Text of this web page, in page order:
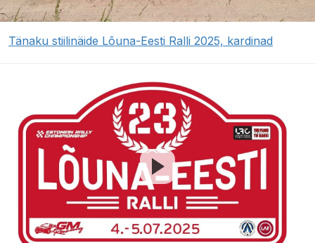
Tänaku stiilinäide Lõuna-Eesti Ralli 2025, kardinad